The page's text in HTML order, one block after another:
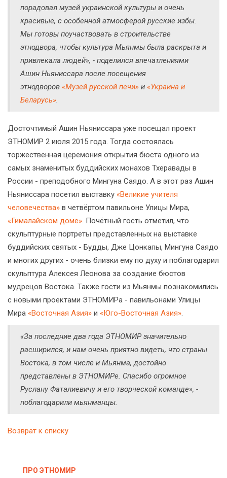
порадовал музей украинской культуры и очень
красивые, с особенной атмосферой русские избы.
Мы готовы поучаствовать в строительстве
этнодвора, чтобы культура Мьянмы была раскрыта и
привлекала людей», - поделился впечатлениями
Ашин Ньяниссара после посещения
этнодворов «Музей русской печи» и «Украина и
Беларусь».
Досточтимый Ашин Ньяниссара уже посещал проект
ЭТНОМИР 2 июля 2015 года. Тогда состоялась
торжественная церемония открытия бюста одного из
самых знаменитых буддийских монахов Тхеравады в
России - преподобного Мингуна Саядо. А в этот раз Ашин
Ньяниссара посетил выставку «Великие учителя
человечества» в четвёртом павильоне Улицы Мира,
«Гималайском доме». Почётный гость отметил, что
скульптурные портреты представленных на выставке
буддийских святых - Будды, Дже Цонкапы, Мингуна Саядо
и многих других - очень близки ему по духу и поблагодарил
скульптура Алексея Леонова за создание бюстов
мудрецов Востока. Также гости из Мьянмы познакомились
с новыми проектами ЭТНОМИРа - павильонами Улицы
Мира «Восточная Азия» и «Юго-Восточная Азия».
«За последние два года ЭТНОМИР значительно
расширился, и нам очень приятно видеть, что страны
Востока, в том числе и Мьянма, достойно
представлены в ЭТНОМИРе. Спасибо огромное
Руслану Фаталиевичу и его творческой команде», -
поблагодарили мьянманцы.
Возврат к списку
ПРО ЭТНОМИР